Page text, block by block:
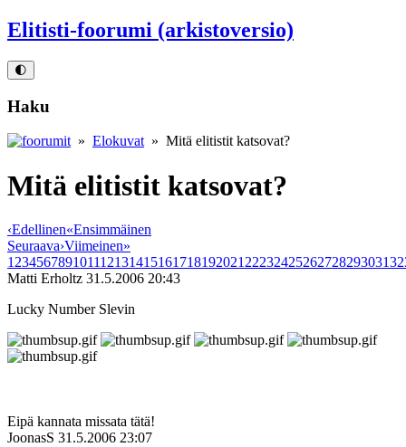
Elitisti-foorumi (arkistoversio)
🌓
Haku
» Elokuvat » Mitä elitistit katsovat?
Mitä elitistit katsovat?
‹Edellinen«Ensimmäinen
Seuraava›Viimeinen»
1 23456789101112131415161718192021 2223242526272829303132
Matti Erholtz 31.5.2006 20:43
Lucky Number Slevin
Eipä kannata missata tätä!
JoonasS 31.5.2006 23:07